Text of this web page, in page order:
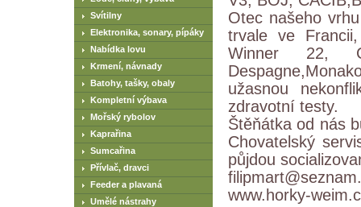
Otec našeho
trvale ve
Winner 22,
užasnou
zdravotní testy.
Štěňátka od nás
Chovatelský
půjdou
www.horky-
Svítilny
Elektronika, sonary, pípáky
Nabídka lovu
Krmení, návnady
Batohy, tašky, obaly
Kompletní výbava
Mořský rybolov
Kaprařina
Sumcařina
Přívlač, dravci
Feeder a plavaná
Umělé nástrahy